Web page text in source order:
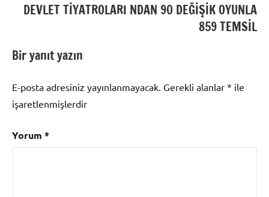
DEVLET TİYATROLARI NDAN 90 DEĞİŞİK OYUNLA
859 TEMSİL
Bir yanıt yazın
E-posta adresiniz yayınlanmayacak. Gerekli alanlar * ile
işaretlenmişlerdir
Yorum *